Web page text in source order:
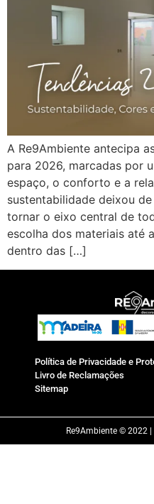
A Re9Ambiente antecipa
para 2026, marcadas por
espaço, o conforto e a
sustentabilidade deixou
tornar o eixo central de
escolha dos materiais até
dentro das […]
Política de Privacidade e
Livro de Reclamações
Sitemap
Re9Ambiente © 2022